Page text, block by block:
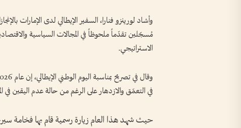
وأشاد لورينزو فنارا، السفير الإيطالي لدى الإمارات
مُسجّلين تقدّماً ملحوظاً في المجالات السياسية
الاستراتيجي.
في التعمّق والازدهار على الرغم من حالة عدم اليقين في
حيث شهد هذا العام زيارة رسمية قام بها فخامة